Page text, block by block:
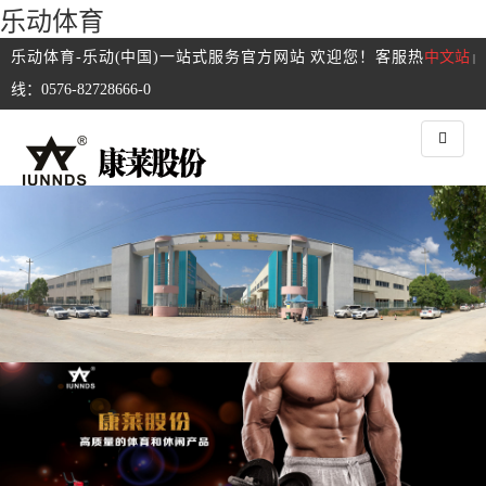
乐动体育
中文站 |
乐动体育-乐动(中国)一站式服务官方网站 欢迎您！客服热
线：0576-82728666-0